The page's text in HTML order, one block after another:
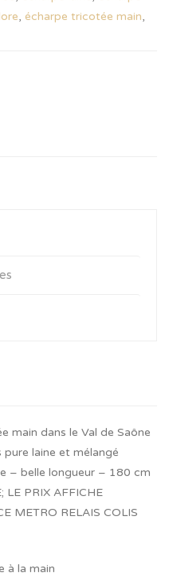
, écharpe tricotée main,
main dans le Val de Saône
laine et mélangé
– belle longueur – 180 cm
LE PRIX AFFICHE
METRO RELAIS COLIS
à la main